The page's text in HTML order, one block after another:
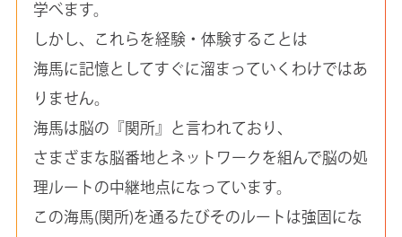
学べます。
しかし、これらを経験・体験することは
海馬に記憶としてすぐに溜まっていくわけではあ
りません。
海馬は脳の『関所』と言われており、
さまざまな脳番地とネットワークを組んで脳の処
理ルートの中継地点になっています。
この海馬(関所)を通るたびそのルートは強固にな